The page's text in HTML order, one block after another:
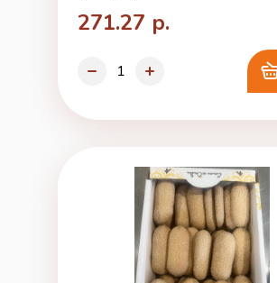
271.27 р.